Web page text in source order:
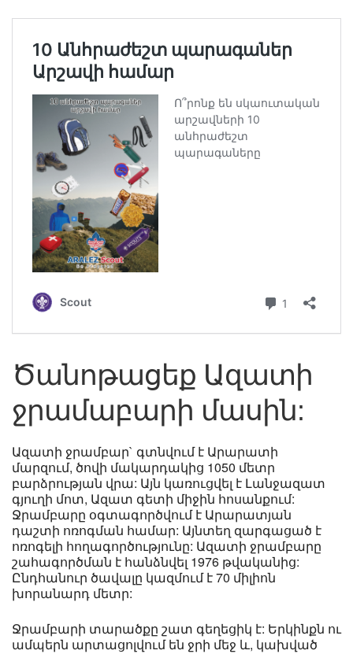
Ծանոթացեք Ազատի
ջրամաբարի մասին:
Ազատի ջրամբար` գտնվում է Արարատի
մարզում, ծովի մակարդակից 1050 մետր
բարձրության վրա: Այն կառուցվել է Լանջազատ
գյուղի մոտ, Ազատ գետի միջին հոսանքում:
Ջրամբարը օգտագործվում է Արարատյան
դաշտի ոռոգման համար: Այնտեղ զարգացած է
ոռոգելի հողագործությունը: Ազատի ջրամբարը
շահագործման է հանձնվել 1976 թվականից:
Ընդհանուր ծավալը կազմում է 70 միլիոն
խորանարդ մետր:
Ջրամբարի տարածքը շատ գեղեցիկ է: Երկինքն ու
ամպերն արտացոլվում են ջրի մեջ և, կախված